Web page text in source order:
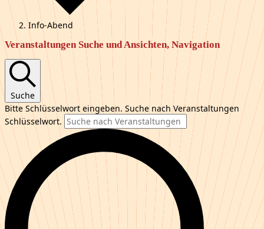
Info-Abend
Veranstaltungen
Veranstaltungen Suche und Ansichten, Navigation
Suche
Bitte Schlüsselwort eingeben. Suche nach Veranstaltungen
Schlüsselwort.